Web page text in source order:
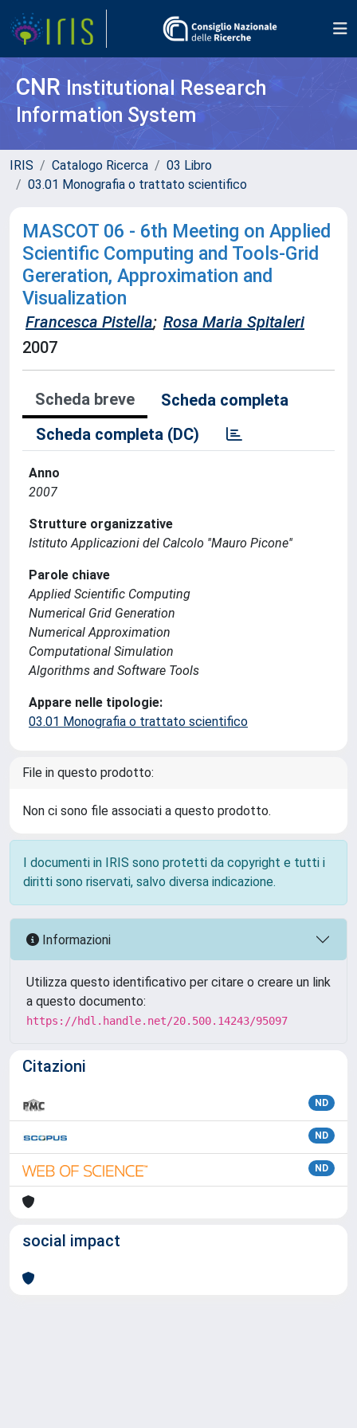
CNR Institutional Research
Information System
IRIS Catalogo Ricerca
03 Libro
03.01 Monografia o trattato scientifico
MASCOT 06 - 6th Meeting on Applied
Scientific Computing and Tools-Grid
Gereration, Approximation and
Visualization
Francesca Pistella; Rosa Maria Spitaleri
2007
Scheda breve
Scheda completa
Scheda completa (DC)
Anno
2007
Strutture organizzative
Istituto Applicazioni del Calcolo ''Mauro Picone''
Parole chiave
Applied Scientific Computing
Numerical Grid Generation
Numerical Approximation
Computational Simulation
Algorithms and Software Tools
Appare nelle tipologie:
03.01 Monografia o trattato scientifico
File in questo prodotto:
Non ci sono file associati a questo prodotto.
I documenti in IRIS sono protetti da copyright e tutti i
diritti sono riservati, salvo diversa indicazione.
Informazioni
Utilizza questo identificativo per citare o creare un link
a questo documento:
https://hdl.handle.net/20.500.14243/95097
Citazioni
ND
ND
ND
social impact